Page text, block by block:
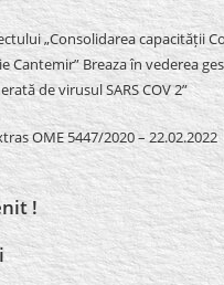
„Consolidarea capacității
Cantemir” Breaza în vederea
de virusul SARS COV 2”
OME 5447/2020 – 22.02.2022
!